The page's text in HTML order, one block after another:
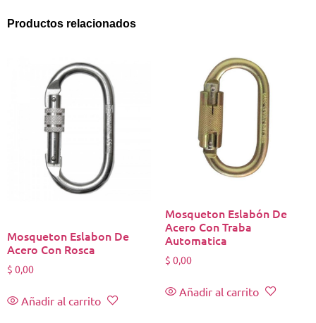
Productos relacionados
Mosqueton Eslabon De
Acero Con Rosca
$ 0,00
Añadir al carrito
Mosqueton Eslabón De
Acero Con Traba
Automatica
$ 0,00
Añadir al carrito